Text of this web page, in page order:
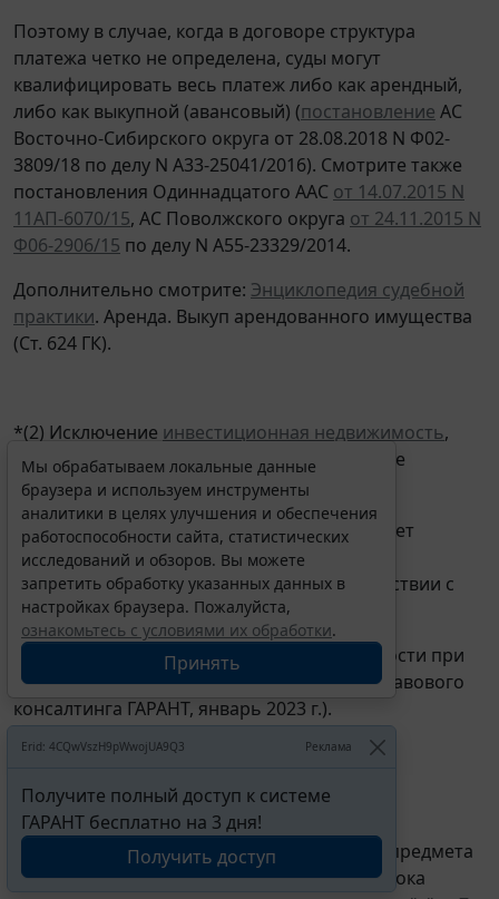
Поэтому в случае, когда в договоре структура
платежа четко не определена, суды могут
квалифицировать весь платеж либо как арендный,
либо как выкупной (авансовый) (постановление АС
Восточно-Сибирского округа от 28.08.2018 N Ф02-
3809/18 по делу N А33-25041/2016). Смотрите также
постановления Одиннадцатого ААС от 14.07.2015 N
11АП-6070/15, АС Поволжского округа от 24.11.2015 N
Ф06-2906/15 по делу N А55-23329/2014.
Дополнительно смотрите: Энциклопедия судебной
практики. Аренда. Выкуп арендованного имущества
(Ст. 624 ГК).
*(2) Исключение инвестиционная недвижимость,
учет которой в составе ОС имеет некоторые
особенности. Подробнее смотрите:
-Энциклопедия решений. Бухгалтерский учет
переоценки основных средств (в том числе
инвестиционной недвижимости) в соответствии с
ФСБУ 6/2020;
- Вопрос: Учет инвестиционной недвижимости при
переходе на ФСБУ 6/2020 (ответ службы Правового
консалтинга ГАРАНТ, январь 2023 г.).
*(3) Негарантированной ликвидационной
стоимостью предмета аренды считается
предполагаемая справедливая стоимость предмета
аренды, которую он будет иметь к концу срока
Мы обрабатываем локальные данные
браузера и используем инструменты
аналитики в целях улучшения и обеспечения
работоспособности сайта, статистических
исследований и обзоров. Вы можете
запретить обработку указанных данных в
настройках браузера. Пожалуйста,
ознакомьтесь с условиями их обработки.
Принять
Erid: 4CQwVszH9pWwojUA9Q3 Реклама
Получите полный доступ к системе
ГАРАНТ бесплатно на 3 дня!
Получить доступ